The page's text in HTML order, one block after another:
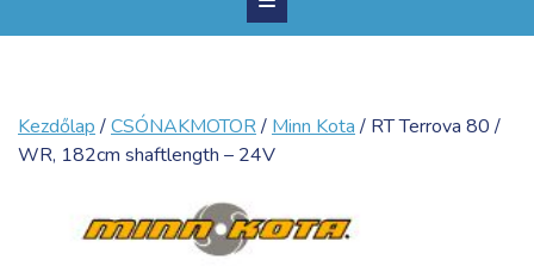
Kezdőlap/CSÓNAKMOTOR/ Minn Kota/ RT Terrova 80 /
WR, 182cm shaftlength – 24V